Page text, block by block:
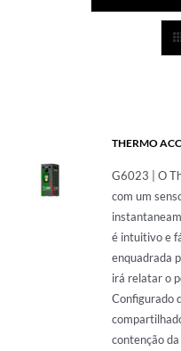
TECARTERAPIA
THERMO
G6023 | O
com um
é intuitivo e
enquadrada
irá relatar o
Configurado
contenção